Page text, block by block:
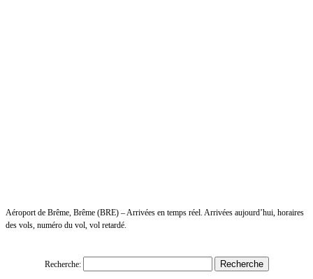
Aéroport de Brême, Brême (BRE) – Arrivées en temps réel. Arrivées aujourd’hui, horaires
des vols, numéro du vol, vol retardé.
Recherche: